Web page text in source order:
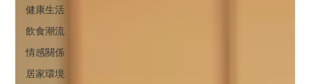
健康生活
飲食潮流
情感關係
居家環境